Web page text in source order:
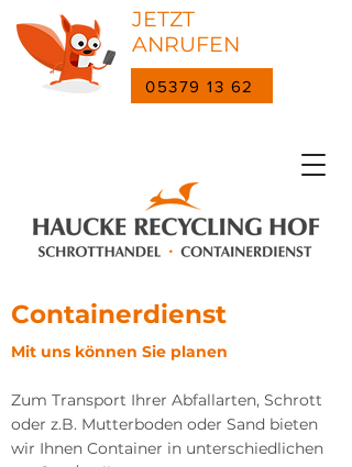
JETZT
ANRUFEN
05379 13 62
Containerdienst
Mit uns können Sie planen
Zum Transport Ihrer Abfallarten, Schrott
oder z.B. Mutterboden oder Sand bieten
wir Ihnen Container in unterschiedlichen